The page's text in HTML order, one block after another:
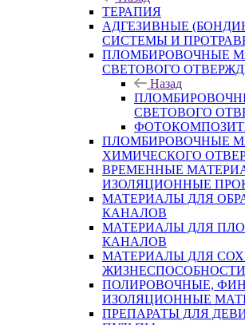
ТЕРАПИЯ
АДГЕЗИВНЫЕ
СИСТЕМЫ И
ПЛОМБИРОВОЧНЫЕ
СВЕТОВОГО
Назад
СВЕТОВОГО
ПЛОМБИРОВОЧНЫЕ
ХИМИЧЕСКОГО
ВРЕМЕННЫЕ
ИЗОЛЯЦИОННЫЕ
МАТЕРИАЛЫ ДЛЯ
КАНАЛОВ
МАТЕРИАЛЫ ДЛЯ
КАНАЛОВ
МАТЕРИАЛЫ ДЛЯ
ПОЛИРОВОЧНЫЕ,
ИЗОЛЯЦИОННЫЕ
ПРЕПАРАТЫ ДЛЯ